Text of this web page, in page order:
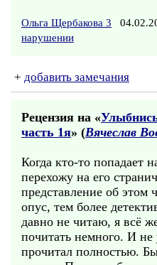
Ольга Щербакова 3
нарушении
+ добавить замечания
Рецензия на «
часть 1я» (Вячеслав
Когда кто-то попадает
перехожу на его
представление об этом
опус, тем более
давно не читаю, я всё
почитать немного. И не
прочитал полностью.